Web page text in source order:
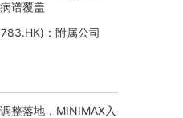
谱覆盖
：附属公司
：独立内部
施已全部实施，股
整落地，MINIMAX入